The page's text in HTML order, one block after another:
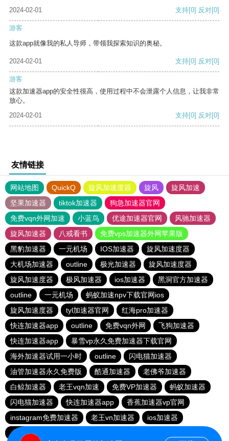
2024-02-01
支持[0] 反对[0]
游客
这款app就像我的私人导师，带领我探索知识的奥秘。
2024-02-01 支持[0] 反对[0]
游客
这款加速器app的安全性很高，使用过程中不会泄露个人信息，让我非常
放心。
2024-02-01
支持[0] 反对[0]
友情链接
网站地图 QuickQ 旋风加速度器 旋风
旋风加速
坚果加速器
tiktok加速器
狗急加速器官网
免费vqn外网加速
小蓝鸟 优途加速器官网
风驰加速器
旋风加速器
八戒看书
免费vps加速器外网苹果版
黑豹加速器
一元机场 IOS加速器
旋风加速度器
大机场加速器
outline 极光加速器
旋风加速度器
旋风加速度器
极风加速器 ios加速器
黑洞官方加速器
outline
一元机场
蚂蚁加速npv下载官网ios
旋风加速度器
tyl加速器官网
红海pro加速器
快连加速器app
outline 免费vqn外网
飞狗加速器
快连加速器app
暴雪vp永久免费加速器下载官网
海外加速器试用一小时
outline
闪电猫加速器
油管加速器永久免费版
酷通加速器
老佛爷加速器
白鲸加速器
老王vqn加速 免费VP加速器
蚂蚁加速器
闪电猫加速器
快连加速器app
香蕉加速器vp官网
instagram免费加速器
老王vn加速器
ios加速器
小猫咪ciash加速器